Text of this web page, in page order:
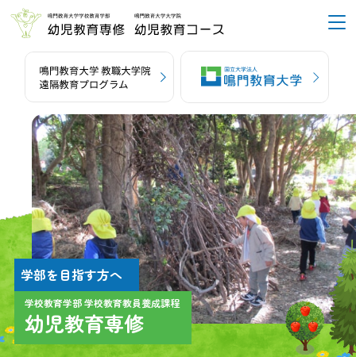
学部を目指す方へ
学校教育学部 学校教育教員養成課程
幼児教育専修